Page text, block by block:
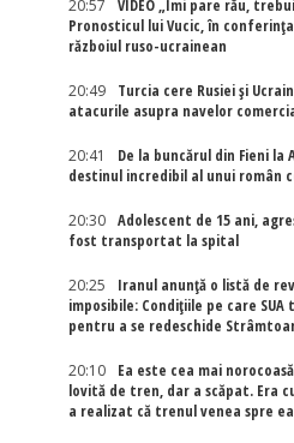
20:57
VIDEO „Îmi pare rău,
Pronosticul lui Vucic, în
războiul ruso-ucrainean
20:49
Turcia cere Rusiei și
atacurile asupra navelor
20:41
De la buncărul din Fieni la
destinul incredibil al unui român
20:30
Adolescent de 15 ani,
fost transportat la spital
20:25
Iranul anunță o listă de
imposibile: Condițiile pe care
pentru a se redeschide
20:10
Ea este cea mai
lovită de tren, dar a scăpat. Era
a realizat că trenul venea spre ea